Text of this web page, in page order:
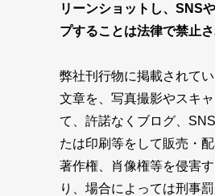
リーンショットし、SNS
プすることは法律で禁止さ
弊社刊行物に掲載されて
文章を、写真撮影やスキ
て、許諾なくブログ、
たは印刷等をして販売・
著作権、肖像権等を侵害
り、場合によっては刑事